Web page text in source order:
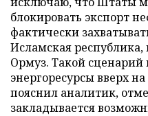
блокировать экспорт
фактически
Исламская республика,
Ормуз. Такой
энергоресурсы вверх
пояснил аналитик,
закладывается